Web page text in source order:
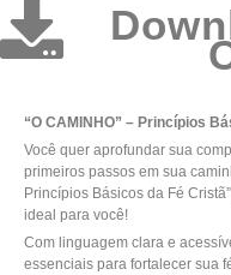
“O CAMINHO” – Princípios
Você quer aprofundar sua
primeiros passos em sua
Princípios Básicos da Fé
ideal para você!
Com linguagem clara e
essenciais para fortalecer sua